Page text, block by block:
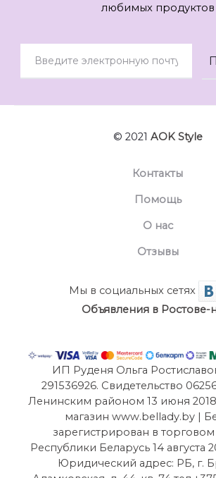
любимых продуктов
© 2021 AOK Style
Контакты
Помощь
О нас
Отзывы
Мы в социальных сетях
Объявления в Ростове-
ИП Руденя Ольга
291536926. Свидетельство
Ленинским районом 13 июня
магазин www.bellady.by |
зарегистрирован в
Республики Беларусь 14 августа
Юридический адрес: РБ, г.